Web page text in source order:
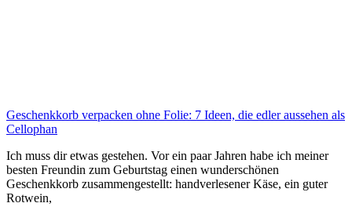
Geschenkkorb verpacken ohne Folie: 7 Ideen, die edler aussehen als
Cellophan
Ich muss dir etwas gestehen. Vor ein paar Jahren habe ich meiner
besten Freundin zum Geburtstag einen wunderschönen
Geschenkkorb zusammengestellt: handverlesener Käse, ein guter
Rotwein,